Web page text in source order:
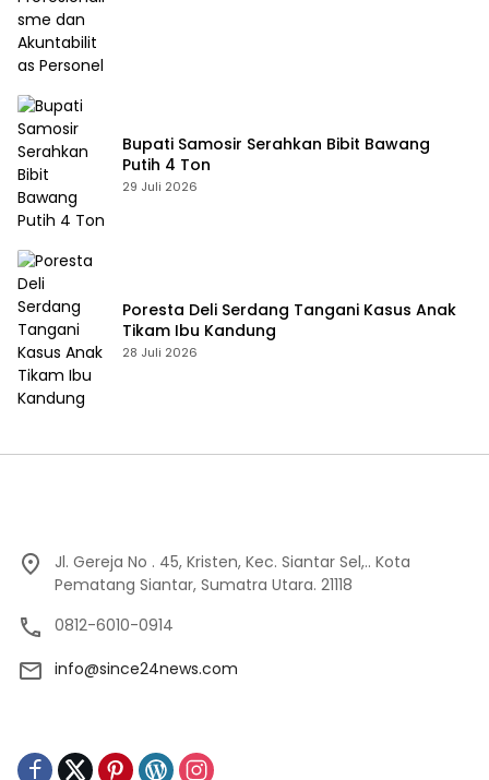
Bupati Samosir Serahkan Bibit Bawang
Putih 4 Ton
29 Juli 2026
Poresta Deli Serdang Tangani Kasus Anak
Tikam Ibu Kandung
28 Juli 2026
Jl. Gereja No . 45, Kristen, Kec. Siantar Sel,.. Kota
Pematang Siantar, Sumatra Utara. 21118
0812-6010-0914
info@since24news.com